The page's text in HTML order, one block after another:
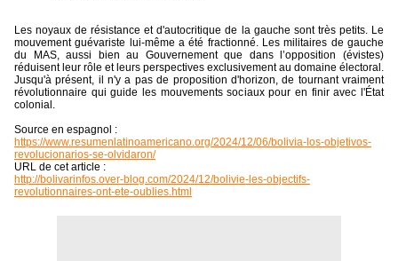
Les noyaux de résistance et d'autocritique de la gauche sont très petits. Le
mouvement guévariste lui-même a été fractionné. Les militaires de gauche
du MAS, aussi bien au Gouvernement que dans l’opposition (évistes)
réduisent leur rôle et leurs perspectives exclusivement au domaine électoral.
Jusqu'à présent, il n'y a pas de proposition d'horizon, de tournant vraiment
révolutionnaire qui guide les mouvements sociaux pour en finir avec l'État
colonial.
Source en espagnol :
https://www.resumenlatinoamericano.org/2024/12/06/bolivia-los-objetivos-
revolucionarios-se-olvidaron/
URL de cet article :
http://bolivarinfos.over-blog.com/2024/12/bolivie-les-objectifs-
revolutionnaires-ont-ete-oublies.html